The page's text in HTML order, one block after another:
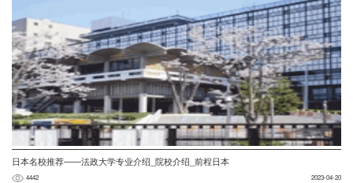
日本名校推荐——法政大学专业介绍_院校介绍_前程日本
4442 2023-04-20